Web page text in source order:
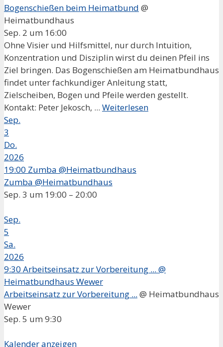
Bogenschießen beim Heimatbund @
Heimatbundhaus
Sep. 2 um 16:00
Ohne Visier und Hilfsmittel, nur durch Intuition,
Konzentration und Disziplin wirst du deinen Pfeil ins
Ziel bringen. Das Bogenschießen am Heimatbundhaus
findet unter fachkundiger Anleitung statt,
Zielscheiben, Bogen und Pfeile werden gestellt.
Kontakt: Peter Jekosch, ... Weiterlesen
Sep.
3
Do.
2026
19:00 Zumba @Heimatbundhaus
Zumba @Heimatbundhaus
Sep. 3 um 19:00 – 20:00
Sep.
5
Sa.
2026
9:30 Arbeitseinsatz zur Vorbereitung ... @
Heimatbundhaus Wewer
Arbeitseinsatz zur Vorbereitung ... @ Heimatbundhaus
Wewer
Sep. 5 um 9:30
Kalender anzeigen